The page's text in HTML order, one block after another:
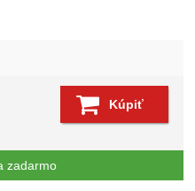
Kúpiť
zadarmo